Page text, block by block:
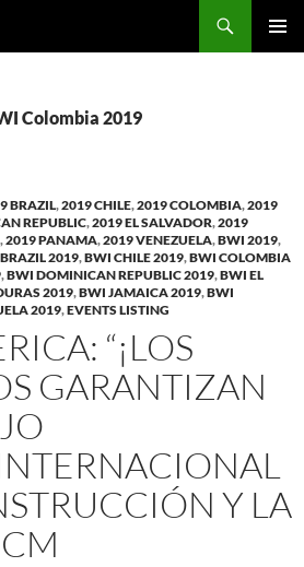
Colombia 2019
BRAZIL,2019 CHILE,2019 COLOMBIA,2019
REPUBLIC,2019 EL SALVADOR,2019
,2019 PANAMA,2019 VENEZUELA,BWI 2019,
2019,BWI CHILE 2019,BWI COLOMBIA
,BWI DOMINICAN REPUBLIC 2019,BWI EL
2019,BWI JAMAICA 2019,BWI
2019,EVENTS LISTING
“¡LOS
GARANTIZAN
Y LA